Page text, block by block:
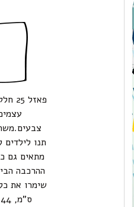
תנו
מתאים גם
ההרכבה
ס”מ, 44 ס”מגודל קופסא: 30.7 ס”מ, 21 ס”מ, 5 ס”מ.